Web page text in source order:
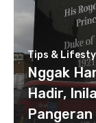
Tips &
Nggak
Hadir,
Pangeran